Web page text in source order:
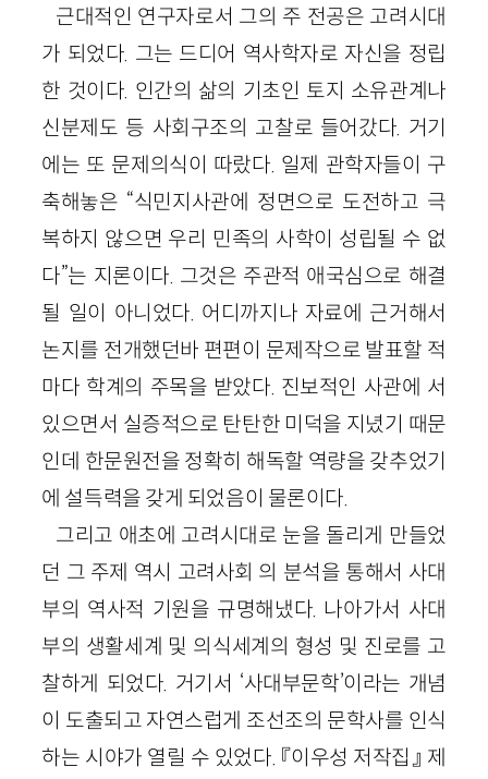
근대적인 연구자로서 그의 주 전공은 고려시대
가 되었다. 그는 드디어 역사학자로 자신을 정립
한 것이다. 인간의 삶의 기초인 토지 소유관계나
신분제도 등 사회구조의 고찰로 들어갔다. 거기
에는 또 문제의식이 따랐다. 일제 관학자들이 구
축해놓은 “식민지사관에 정면으로 도전하고 극
복하지 않으면 우리 민족의 사학이 성립될 수 없
다”는 지론이다. 그것은 주관적 애국심으로 해결
될 일이 아니었다. 어디까지나 자료에 근거해서
논지를 전개했던바 편편이 문제작으로 발표할 적
마다 학계의 주목을 받았다. 진보적인 사관에 서
있으면서 실증적으로 탄탄한 미덕을 지녔기 때문
인데 한문원전을 정확히 해독할 역량을 갖추었기
에 설득력을 갖게 되었음이 물론이다.
그리고 애초에 고려시대로 눈을 돌리게 만들었
던 그 주제 역시 고려사회 의 분석을 통해서 사대
부의 역사적 기원을 규명해냈다. 나아가서 사대
부의 생활세계 및 의식세계의 형성 및 진로를 고
찰하게 되었다. 거기서 ‘사대부문학’이라는 개념
이 도출되고 자연스럽게 조선조의 문학사를 인식
하는 시야가 열릴 수 있었다. 『이우성 저작집』 제